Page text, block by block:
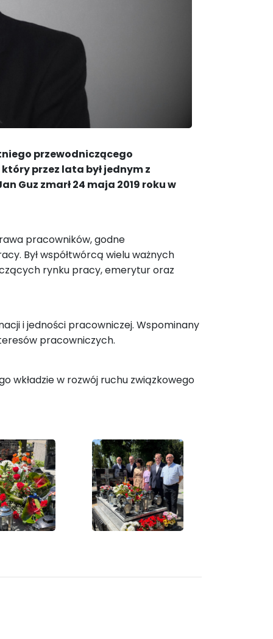
przewodniczącego
przez lata był jednym z
Guz zmarł 24 maja 2019 roku w
pracowników, godne
Był współtwórcą wielu ważnych
rynku pracy, emerytur oraz
i jedności pracowniczej. Wspominany
pracowniczych.
wkładzie w rozwój ruchu związkowego